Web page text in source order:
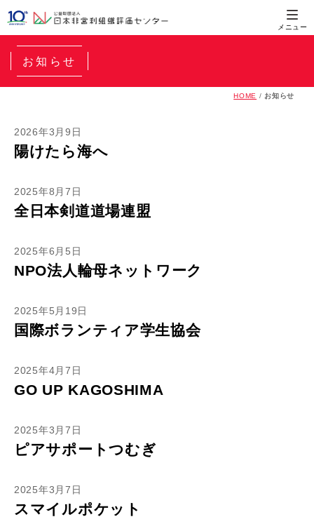
お知らせ
HOME / お知らせ
2026年3月9日
陽けたら海へ
2025年8月7日
全日本剣道道場連盟
2025年6月5日
NPO法人輪母ネットワーク
2025年5月19日
国際ボランティア学生協会
2025年4月7日
GO UP KAGOSHIMA
2025年3月7日
ピアサポートつむぎ
2025年3月7日
スマイルポケット